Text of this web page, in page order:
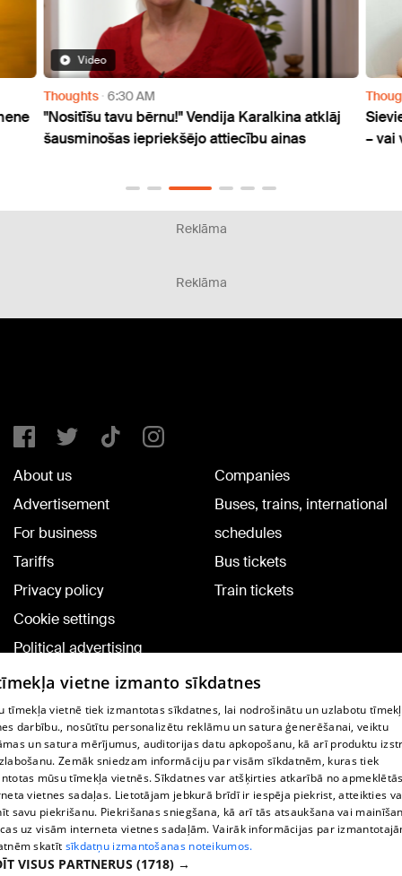
Video
Thoughts 6:30 AM
"Nositīšu tavu bērnu!" Vendija Karalkina atklāj
šausminošas iepriekšējo attiecību ainas
– vai
Reklāma
Reklāma
About us
Advertisement
For business
Tariffs
Privacy policy
Cookie settings
Political advertising
Cookie policy
Commenting terms
Companies
Buses, trains, international
schedules
Bus tickets
Train tickets
TV program
Contract rules
360 Ziņu kontakti
Helio Media
vietne izmanto sīkdatnes
tīmekļa vietnē tiek izmantotas sīkdatnes, lai nodrošinātu un uzlabotu
darbību., nosūtītu personalizētu reklāmu un satura ģenerēšanai, veiktu
un satura mērījumus, auditorijas datu apkopošanu, kā arī produktu
Zemāk sniedzam informāciju par visām sīkdatnēm, kuras tiek
mūsu tīmekļa vietnēs. Sīkdatnes var atšķirties atkarībā no
vietnes sadaļas. Lietotājam jebkurā brīdī ir iespēja piekrist, atteikties
savu piekrišanu. Piekrišanas sniegšana, kā arī tās atsaukšana vai
uz visām interneta vietnes sadaļām. Vairāk informācijas par
skatīt sīkdatņu izmantošanas noteikumos.
VISUS PARTNERUS (1718) →